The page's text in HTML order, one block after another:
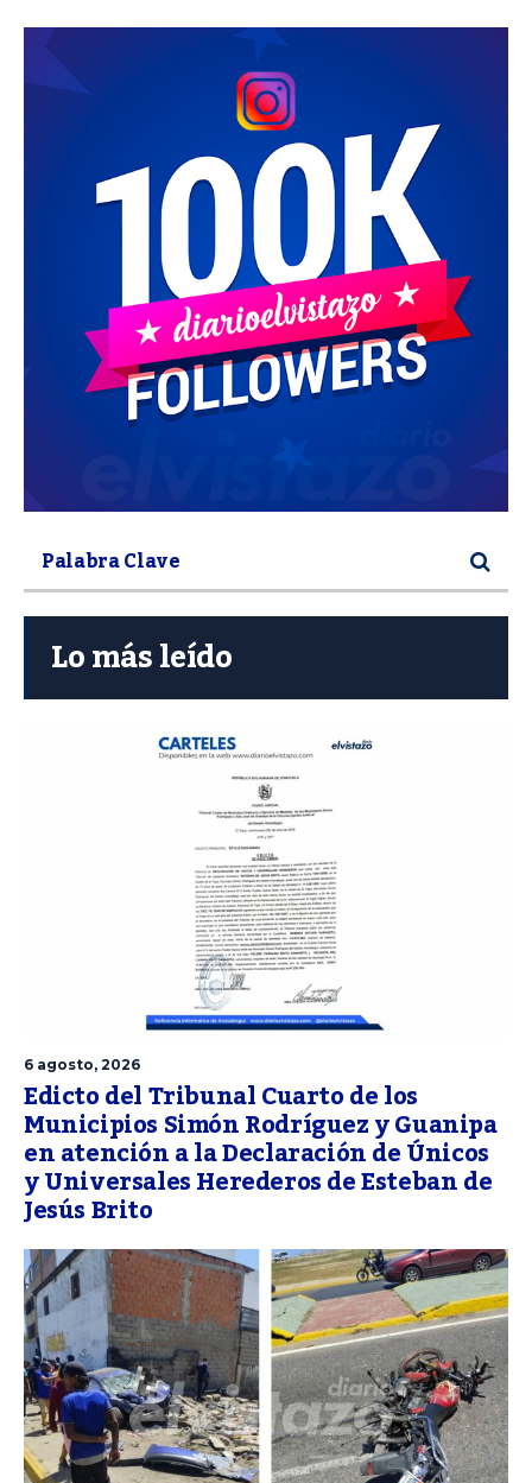
Lo más leído
6 agosto, 2026
Edicto del Tribunal Cuarto de los
Municipios Simón Rodríguez y Guanipa
en atención a la Declaración de Únicos
y Universales Herederos de Esteban de
Jesús Brito